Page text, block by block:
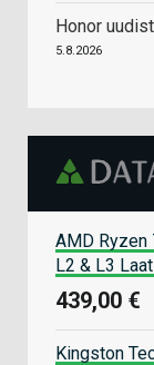
Honor
5.8.2026
AMD Ryzen
L2 & L3
439,00 €
Kingston